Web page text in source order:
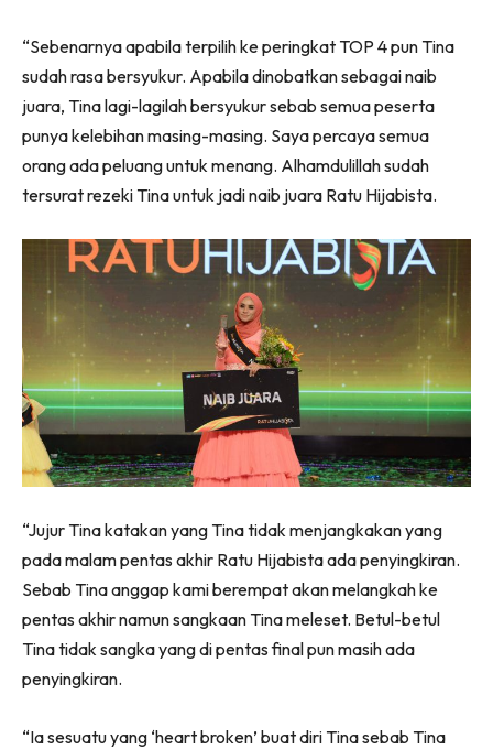
“Sebenarnya apabila terpilih ke peringkat TOP 4 pun Tina
sudah rasa bersyukur. Apabila dinobatkan sebagai naib
juara, Tina lagi-lagilah bersyukur sebab semua peserta
punya kelebihan masing-masing. Saya percaya semua
orang ada peluang untuk menang. Alhamdulillah sudah
tersurat rezeki Tina untuk jadi naib juara Ratu Hijabista.
“Jujur Tina katakan yang Tina tidak menjangkakan yang
pada malam pentas akhir Ratu Hijabista ada penyingkiran.
Sebab Tina anggap kami berempat akan melangkah ke
pentas akhir namun sangkaan Tina meleset. Betul-betul
Tina tidak sangka yang di pentas final pun masih ada
penyingkiran.
“Ia sesuatu yang ‘heart broken’ buat diri Tina sebab Tina